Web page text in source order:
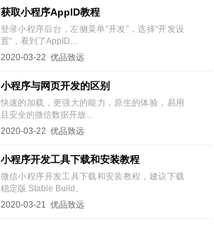
获取小程序AppID教程
登录小程序后台，左侧菜单“开发”，选择“开发设
置”，看到了AppID...
2020-03-22 优品致远
小程序与网页开发的区别
快速的加载，更强大的能力，原生的体验，易用
且安全的微信数据开放...
2020-03-22 优品致远
小程序开发工具下载和安装教程
微信小程序开发工具下载和安装教程，建议下载
稳定版 Stable Build。
2020-03-21 优品致远